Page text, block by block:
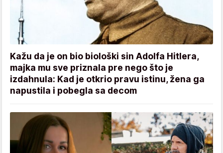
Kažu da je on bio biološki sin Adolfa Hitlera,
majka mu sve priznala pre nego što je
izdahnula: Kad je otkrio pravu istinu, žena ga
napustila i pobegla sa decom